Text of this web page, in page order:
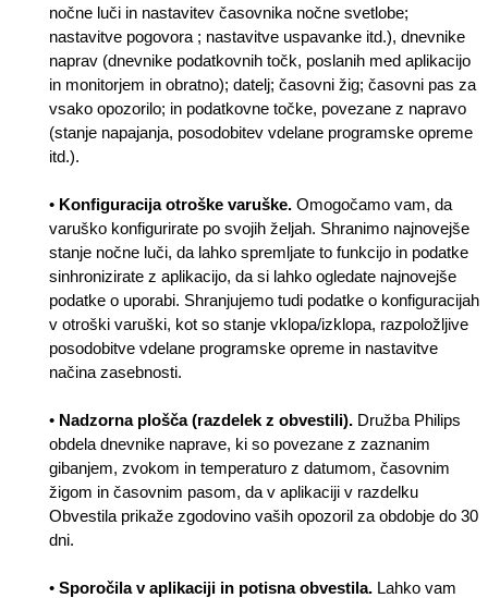
nočne luči in nastavitev časovnika nočne svetlobe;
nastavitve pogovora ; nastavitve uspavanke itd.), dnevnike
naprav (dnevnike podatkovnih točk, poslanih med aplikacijo
in monitorjem in obratno); datelj; časovni žig; časovni pas za
vsako opozorilo; in podatkovne točke, povezane z napravo
(stanje napajanja, posodobitev vdelane programske opreme
itd.).
• Konfiguracija otroške varuške. Omogočamo vam, da
varuško konfigurirate po svojih željah. Shranimo najnovejše
stanje nočne luči, da lahko spremljate to funkcijo in podatke
sinhronizirate z aplikacijo, da si lahko ogledate najnovejše
podatke o uporabi. Shranjujemo tudi podatke o konfiguracijah
v otroški varuški, kot so stanje vklopa/izklopa, razpoložljive
posodobitve vdelane programske opreme in nastavitve
načina zasebnosti.
• Nadzorna plošča (razdelek z obvestili). Družba Philips
obdela dnevnike naprave, ki so povezane z zaznanim
gibanjem, zvokom in temperaturo z datumom, časovnim
žigom in časovnim pasom, da v aplikaciji v razdelku
Obvestila prikaže zgodovino vaših opozoril za obdobje do 30
dni.
•Sporočila v aplikaciji in potisna obvestila. Lahko vam